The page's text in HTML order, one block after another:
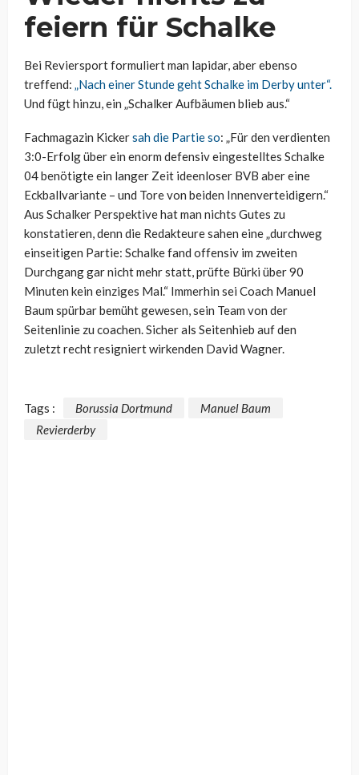
feiern für Schalke
Bei Reviersport formuliert man lapidar, aber ebenso
treffend: „Nach einer Stunde geht Schalke im Derby unter“.
Und fügt hinzu, ein „Schalker Aufbäumen blieb aus.“
Fachmagazin Kickersah die Partie so: „Für den verdienten
3:0-Erfolg über ein enorm defensiv eingestelltes Schalke
04 benötigte ein langer Zeit ideenloser BVB aber eine
Eckballvariante – und Tore von beiden Innenverteidigern.“
Aus Schalker Perspektive hat man nichts Gutes zu
konstatieren, denn die Redakteure sahen eine „durchweg
einseitigen Partie: Schalke fand offensiv im zweiten
Durchgang gar nicht mehr statt, prüfte Bürki über 90
Minuten kein einziges Mal.“ Immerhin sei Coach Manuel
Baum spürbar bemüht gewesen, sein Team von der
Seitenlinie zu coachen. Sicher als Seitenhieb auf den
zuletzt recht resigniert wirkenden David Wagner.
Tags : Borussia Dortmund
Manuel Baum
Revierderby